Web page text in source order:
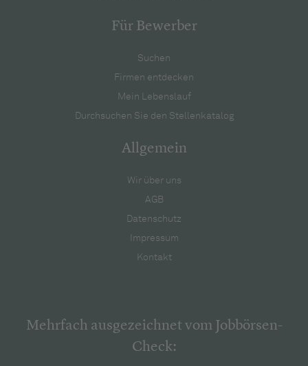
Für Bewerber
Suchen
Firmen entdecken
Mein Lebenslauf
Durchsuchen Sie den Stellenkatalog
Allgemein
Wir über uns
AGB
Datenschutz
Impressum
Kontakt
Mehrfach ausgezeichnet vom Jobbörsen-
Check: